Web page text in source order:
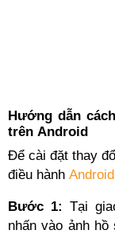
Hướng dẫn
trên Android
Để cài đặt thay
điều hành Android
Bước 1: Tại
nhấn vào ảnh